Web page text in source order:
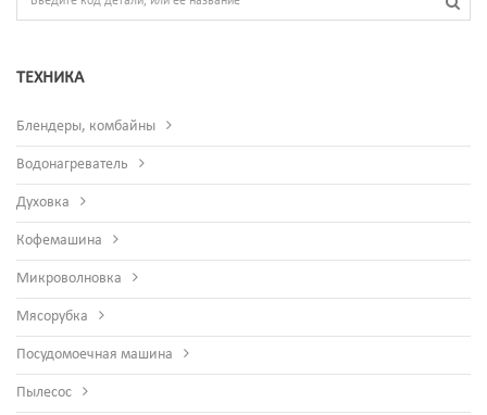
ТЕХНИКА
Блендеры, комбайны
Водонагреватель
Духовка
Кофемашина
Микроволновка
Мясорубка
Посудомоечная машина
Пылесос